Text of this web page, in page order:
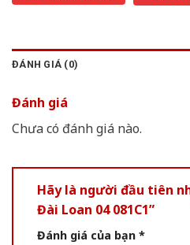
ĐÁNH GIÁ (0)
Đánh giá
Chưa có đánh giá nào.
Hãy là người đầu tiên
Đài Loan 04 081C1”
Đánh giá của bạn *